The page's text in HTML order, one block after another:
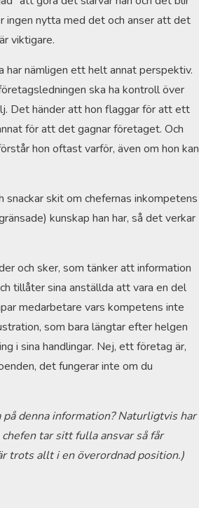
ingen nytta med det och anser att det
viktigare.
har nämligen ett helt annat perspektiv.
ska ha kontroll över
Det händer att hon flaggar för att ett
för att det gagnar företaget. Och
hon oftast varför, även om hon kan
skit om chefernas inkompetens
kunskap han har, så det verkar
och sker, som tänker att information
tillåter sina anställda att vara en del
medarbetare vars kompetens inte
som bara längtar efter helgen
i sina handlingar. Nej, ett företag är,
det fungerar inte om du
denna information? Naturligtvis har
tar sitt fulla ansvar så får
trots allt i en överordnad position.)